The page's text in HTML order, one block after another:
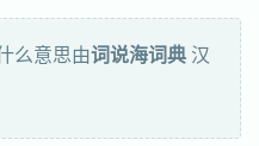
么意思由词说海词典 汉